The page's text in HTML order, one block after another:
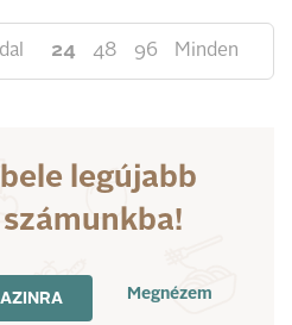
24 48 96 Minden
legújabb
Megnézem